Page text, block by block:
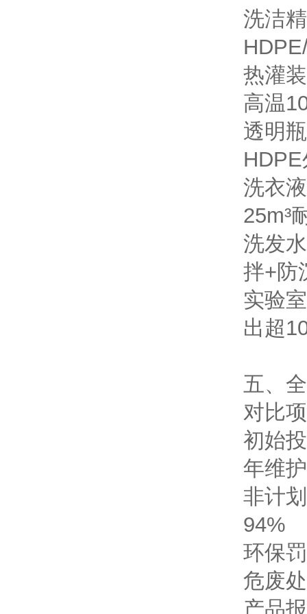
洗洁
热灌
高温
透明
洗衣
25m³
洗发
拌+防
实验
出 超
五、
对比项
初始
年维
非计
94%
环保
危废
产品